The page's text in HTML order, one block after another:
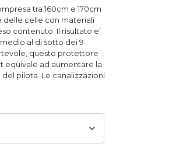
tra 160cm e 170cm
delle celle con materiali
contenuto. Il risultato e’
al di sotto dei 9
questo protettore
equivale ad aumentare la
pilota. Le canalizzazioni